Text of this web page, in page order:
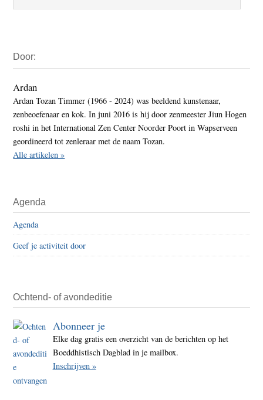
Sidebar
Door:
Ardan
Ardan Tozan Timmer (1966 - 2024) was beeldend kunstenaar,
zenbeoefenaar en kok. In juni 2016 is hij door zenmeester Jiun Hogen
roshi in het International Zen Center Noorder Poort in Wapserveen
geordineerd tot zenleraar met de naam Tozan.
Alle artikelen »
Agenda
Agenda
Geef je activiteit door
Ochtend- of avondeditie
Abonneer je
Elke dag gratis een overzicht van de berichten op het
Boeddhistisch Dagblad in je mailbox.
Inschrijven »